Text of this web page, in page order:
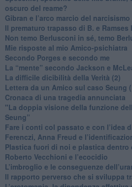
oscuro del reame?
​Gibran e l’arco marcio del narcisismo
​Il prematuro trapasso di B. e Ramses
​Non temo Berlusconi in sé, temo
​Mie risposte al mio Amico-psichiatra
​Secondo Porges e secondo me
​La “mente” secondo Jackson e
La difficile dicibilità della Verità (2)
​Lettera da un Amico sul caso Seung
​Cronaca di una tragedia annunciata
"​La doppia visione della funzione
Seung”
​Fare i conti col passato e con l’idea
​Ferenczi, Anna Freud e
Plastica fuori di noi e plastica dentro
​Roberto Vecchioni e l’ecocidio
​L’imbroglio e le conseguenze
​Il rapporto perverso che si sviluppa